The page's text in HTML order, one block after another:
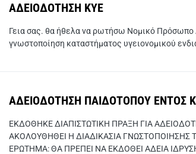
ΑΔΕΙΟΔΟΤΗΣΗ ΚΥΕ
Γεια σας. θα ήθελα να ρωτήσω Νομικό Πρόσωπο
γνωστοποίηση καταστήματος υγειονομικού
ΑΔΕΙΟΔΟΤΗΣΗ ΠΑΙΔΟΤΟΠΟΥ ΕΝΤΟΣ
ΕΚΔΟΘΗΚΕ ΔΙΑΠΙΣΤΩΤΙΚΗ ΠΡΑΞΗ ΓΙΑ
ΑΚΟΛΟΥΘΗΘΕΙ Η ΔΙΑΔΙΚΑΣΙΑ ΓΝΩΣΤΟΠΟΙΗΣΗΣ
ΕΡΩΤΗΜΑ: ΘΑ ΠΡΕΠΕΙ ΝΑ ΕΚΔΟΘΕΙ ΑΔΕΙΑ